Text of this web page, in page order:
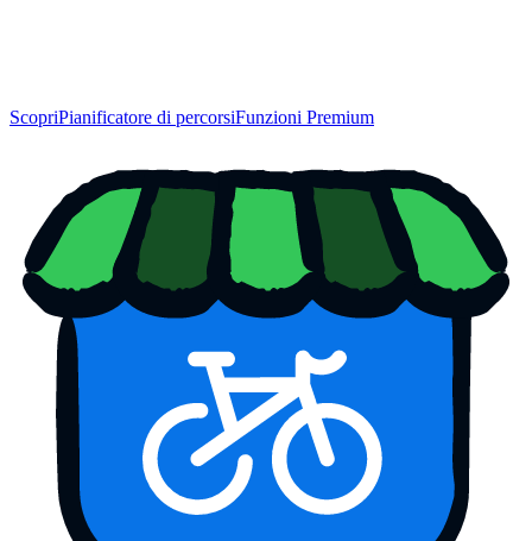
ScopriPianificatore di percorsiFunzioni Premium